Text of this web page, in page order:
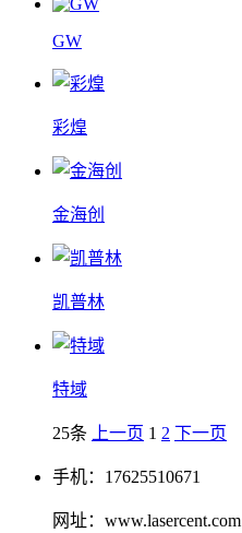
GW
彩煌
金海创
凯普林
特域
25条 上一页 1 2 下一页
手机：17625510671
网址：www.lasercent.com